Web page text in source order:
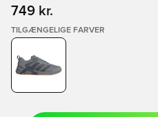
749 kr.
TILGÆNGELIGE FARVER